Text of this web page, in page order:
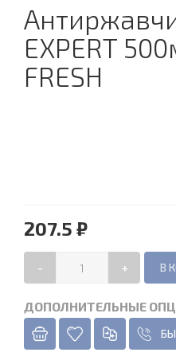
EXPERT
FRESH
207.5 ₽
- +
ДОПОЛНИТЕЛЬНЫЕ